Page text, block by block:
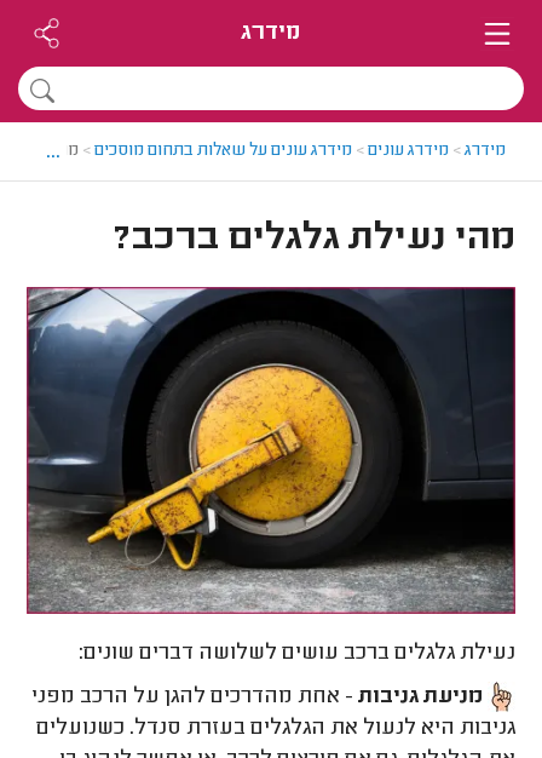
מידרג
מידרג> מידרג עונים> מידרג עונים על שאלות בתחום מוסכים> מהי נעילת
...
מהי נעילת גלגלים ברכב?
נעילת גלגלים ברכב עושים לשלושה דברים שונים:
מניעת גניבות - אחת מהדרכים להגן על הרכב מפני
גניבות היא לנעול את הגלגלים בעזרת סנדל. כשנועלים